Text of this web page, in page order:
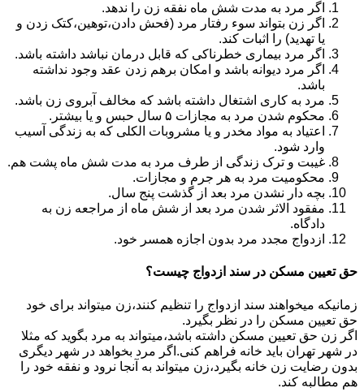
اگر مرد به مدت شش ماه نفقه زن را ندهد.
اگر زن بتواند سوء رفتار مرد (فحش دادن،توهین،کتک زدن و
یا تهدید) را اثبات کند.
اگر مرد بیماری خطرناکی که قابل درمان نباشد داشته باشد.
اگر مرد دیوانه باشد و امکان برهم زدن عقد وجود نداشته
باشد.
مرد به کاری اشتغال داشته باشد که مخالف آبروی زن باشد.
محکوم شدن مرد به مجازات ۵ سال حبس و یا بیشتر.
اعتیاد به مواد مخدر و یا مشروبات الکلی که به زندگی آسیب
وارد شود.
غیبت و ترک زندگی از طرف مرد به مدت شش ماه پشت هم.
محکومیت مرد به هر جرم و مجازات.
بچه دار نشدن مرد بعد از گذشت پنج سال.
مفقود الاثر شدن مرد بعد از شش ماه از مراجعه زن به
دادگاه.
ازدواج مجدد مرد بدون اجازه همسر خود.
حق تعیین مسکن در سند ازدواج چیست؟
زمانیکه میخواهند سند ازدواج را تنظیم کنند،زن میتواند برای خود
حق تعیین مسکن را در نظر بگیرد.
اگر زن حق تعیین مسکن داشته باشد،میتواند به مرد بگوید که مثلا
در شهر تهران باید خانه فراهم کنی.اگر مرد بخواهد در شهر دیگری
بدون رضایت زن خانه بگیرد،زن میتواند به آنجا نرود و نفقه خود را
هم مطالبه کند.